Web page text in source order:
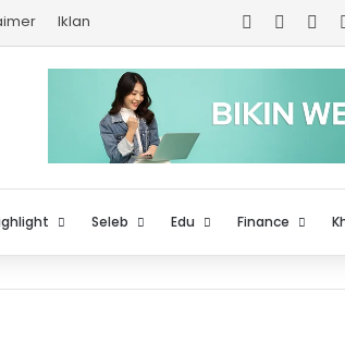
Iklan Facebook
Seleb Edu Finance